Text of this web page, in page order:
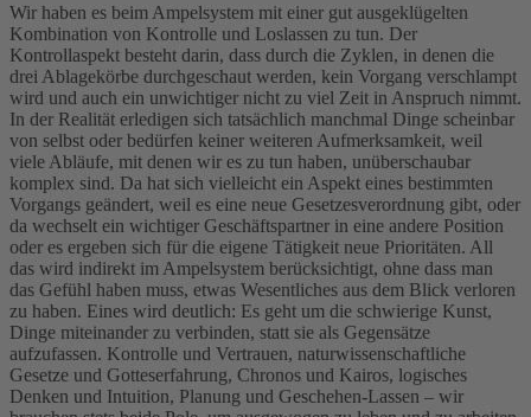
Wir haben es beim Ampelsystem mit einer gut ausgeklügelten
Kombination von Kontrolle und Loslassen zu tun. Der
Kontrollaspekt besteht darin, dass durch die Zyklen, in denen die
drei Ablagekörbe durchgeschaut werden, kein Vorgang verschlampt
wird und auch ein unwichtiger nicht zu viel Zeit in Anspruch nimmt.
In der Realität erledigen sich tatsächlich manchmal Dinge scheinbar
von selbst oder bedürfen keiner weiteren Aufmerksamkeit, weil
viele Abläufe, mit denen wir es zu tun haben, unüberschaubar
komplex sind. Da hat sich vielleicht ein Aspekt eines bestimmten
Vorgangs geändert, weil es eine neue Gesetzesverordnung gibt, oder
da wechselt ein wichtiger Geschäftspartner in eine andere Position
oder es ergeben sich für die eigene Tätigkeit neue Prioritäten. All
das wird indirekt im Ampelsystem berücksichtigt, ohne dass man
das Gefühl haben muss, etwas Wesentliches aus dem Blick verloren
zu haben. Eines wird deutlich: Es geht um die schwierige Kunst,
Dinge miteinander zu verbinden, statt sie als Gegensätze
aufzufassen. Kontrolle und Vertrauen, naturwissenschaftliche
Gesetze und Gotteserfahrung, Chronos und Kairos, logisches
Denken und Intuition, Planung und Geschehen-Lassen – wir